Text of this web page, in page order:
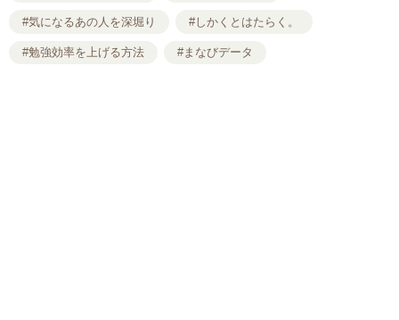
#気になるあの人を深堀り #しかくとはたらく。
#勉強効率を上げる方法 #まなびデータ